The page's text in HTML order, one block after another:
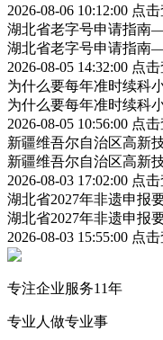
2026-08-06 10:12:00 点
湖北省老字号申请指南
湖北省老字号申请指南
2026-08-05 14:32:00 点
为什么要每年准时续科
为什么要每年准时续科
2026-08-05 10:56:00 点
新疆维吾尔自治区高新
新疆维吾尔自治区高新
2026-08-03 17:02:00 点
湖北省2027年非遗申报
湖北省2027年非遗申报
2026-08-03 15:55:00 点
专注企业服务11年
专业人做专业事